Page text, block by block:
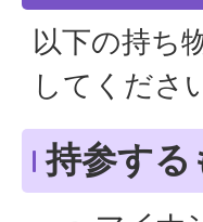
以下の持ち
してくださ
持参する